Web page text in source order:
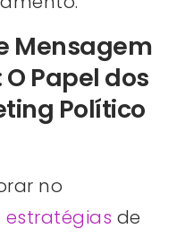
Mensagem
Papel dos
Político
no
de